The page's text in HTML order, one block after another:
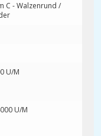
C - Walzenrund /
U/M
U/M